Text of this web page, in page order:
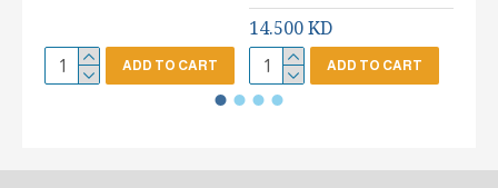
ADD TO CART
14.500 KD
ADD TO CART